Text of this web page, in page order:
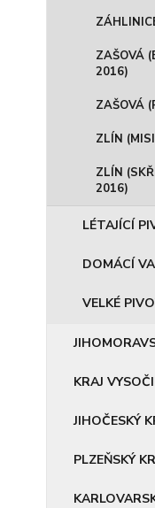
ZAŠOVÁ
2016)
ZAŠOVÁ
ZLÍN
ZLÍN
2016)
LÉTAJÍCÍ
DOMÁCÍ
VELKÉ
KRAJ
JIHOČESKÝ
PLZEŇSKÝ